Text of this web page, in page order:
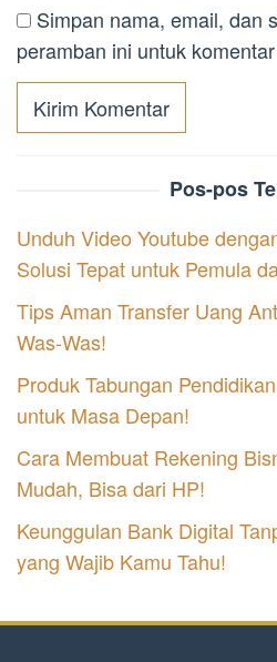
Simpan nama, email, dan
peramban ini untuk
Pos-pos
Unduh Video Youtube
Solusi Tepat untuk Pemula
Tips Aman Transfer Uang
Was-Was!
Produk Tabungan
untuk Masa Depan!
Cara Membuat Rekening
Mudah, Bisa dari HP!
Keunggulan Bank Digital
yang Wajib Kamu Tahu!